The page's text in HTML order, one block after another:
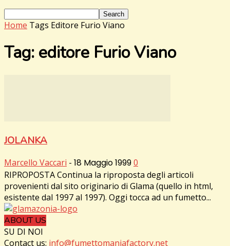
Home Tags Editore Furio Viano
Tag: editore Furio Viano
JOLANKA
Marcello Vaccari - 18 Maggio 19990
RIPROPOSTA Continua la riproposta degli articoli
provenienti dal sito originario di Glama (quello in html,
esistente dal 1997 al 1997). Oggi tocca ad un fumetto...
ABOUT US
SU DI NOI
Contact us: info@fumettomaniafactory.net